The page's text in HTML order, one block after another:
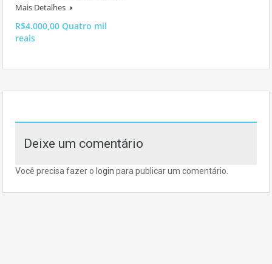
Mais Detalhes
R$4.000,00 Quatro mil
reais
Deixe um comentário
Você precisa fazer o login para publicar um comentário.